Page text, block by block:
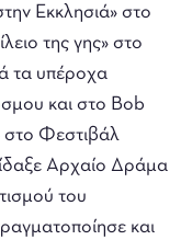
Εκκλησιά» στο
της γης» στο
τα υπέροχα
και στο Bob
στο Φεστιβάλ
Αρχαίο Δράμα
του
και